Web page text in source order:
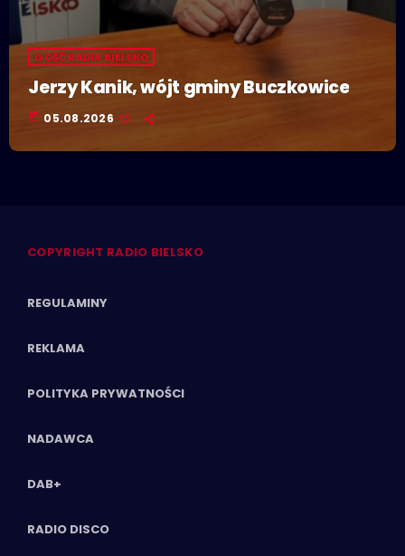
GOŚĆ RADIA BIELSKO
Jerzy Kanik, wójt gminy Buczkowice
today 05.08.2026
COPYRIGHT RADIO BIELSKO
REGULAMINY
REKLAMA
POLITYKA PRYWATNOŚCI
NADAWCA
DAB+
RADIO DISCO